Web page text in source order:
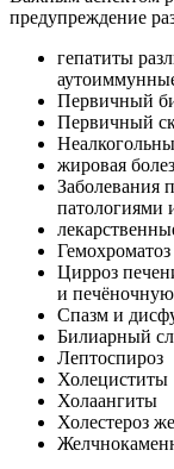
предупреждение
гепатиты
Первичный
Первичный
жировая
Заболевания
патологиями
Цирроз
и
Спазм и
Билиарный
Лептоспироз
Холециститы
Холаангиты
Холестероз